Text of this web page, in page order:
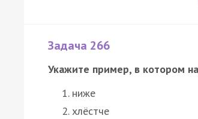
Задача 266
Укажите пример, в котором
ниже
хлёстче